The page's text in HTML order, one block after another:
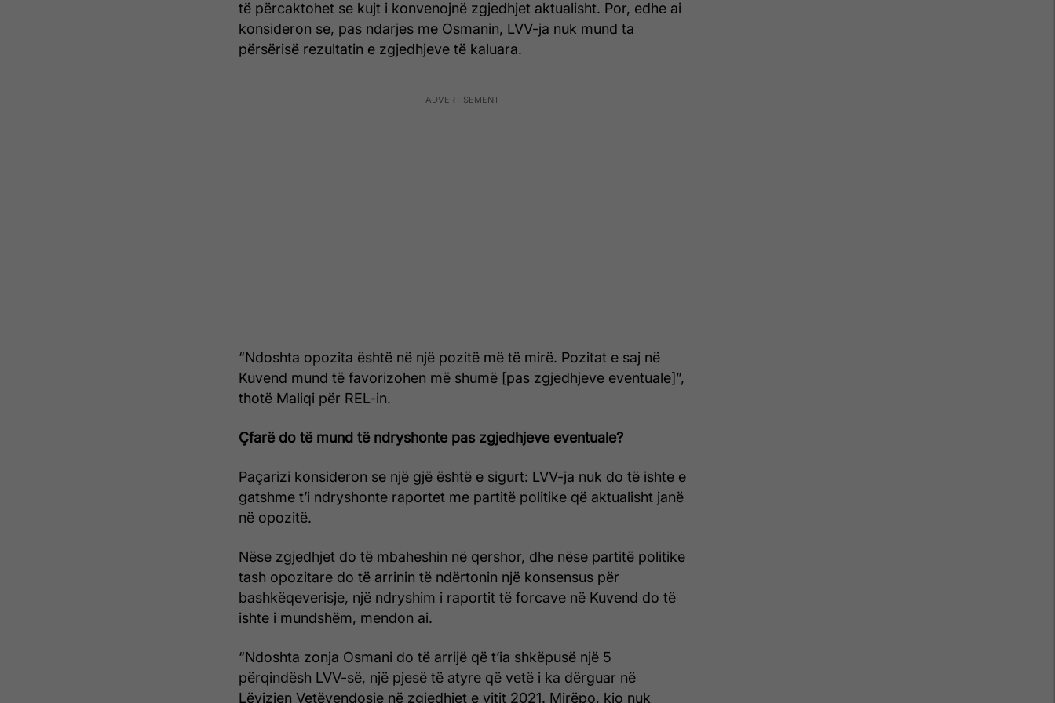
të përcaktohet se kujt i konvenojnë zgjedhjet aktualisht. Por, edhe ai
konsideron se, pas ndarjes me Osmanin, LVV-ja nuk mund ta
përsërisë rezultatin e zgjedhjeve të kaluara.
“Ndoshta opozita është në një pozitë më të mirë. Pozitat e saj në
Kuvend mund të favorizohen më shumë [pas zgjedhjeve eventuale]”,
thotë Maliqi për REL-in.
Çfarë do të mund të ndryshonte pas zgjedhjeve eventuale?
Paçarizi konsideron se një gjë është e sigurt: LVV-ja nuk do të ishte e
gatshme t’i ndryshonte raportet me partitë politike që aktualisht janë
në opozitë.
Nëse zgjedhjet do të mbaheshin në qershor, dhe nëse partitë politike
tash opozitare do të arrinin të ndërtonin një konsensus për
bashkëqeverisje, një ndryshim i raportit të forcave në Kuvend do të
ishte i mundshëm, mendon ai.
“Ndoshta zonja Osmani do të arrijë që t’ia shkëpusë një 5
përqindësh LVV-së, një pjesë të atyre që vetë i ka dërguar në
Lëvizjen Vetëvendosje në zgjedhjet e vitit 2021. Mirëpo, kjo nuk